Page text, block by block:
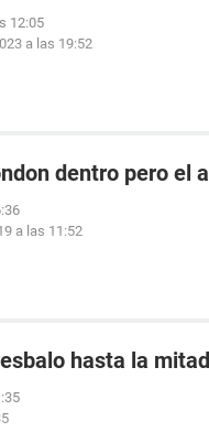
12:05
a las 19:52
dentro pero el
a las 11:52
hasta la